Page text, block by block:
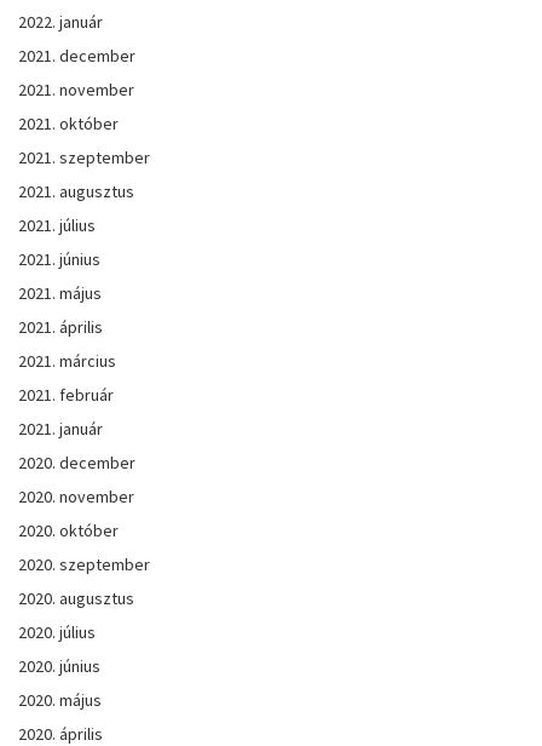
2022. január
2021. december
2021. november
2021. október
2021. szeptember
2021. augusztus
2021. július
2021. június
2021. május
2021. április
2021. március
2021. február
2021. január
2020. december
2020. november
2020. október
2020. szeptember
2020. augusztus
2020. július
2020. június
2020. május
2020. április